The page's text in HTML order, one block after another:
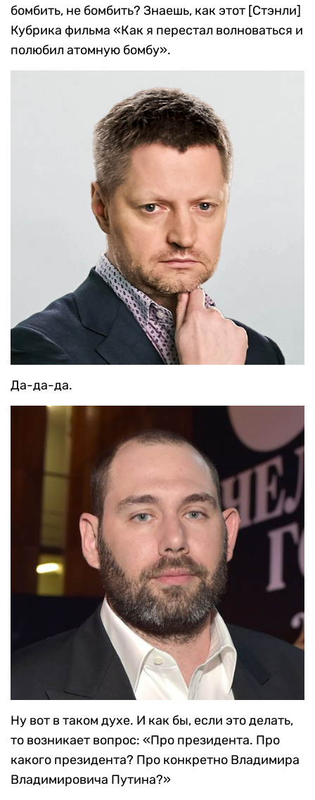
бомбить, не бомбить? Знаешь, как этот [Стэнли]
Кубрика фильма «Как я перестал волноваться и
полюбил атомную бомбу».
Да-да-да.
Ну вот в таком духе. И как бы, если это делать,
то возникает вопрос: «Про президента. Про
какого президента? Про конкретно Владимира
Владимировича Путина?»